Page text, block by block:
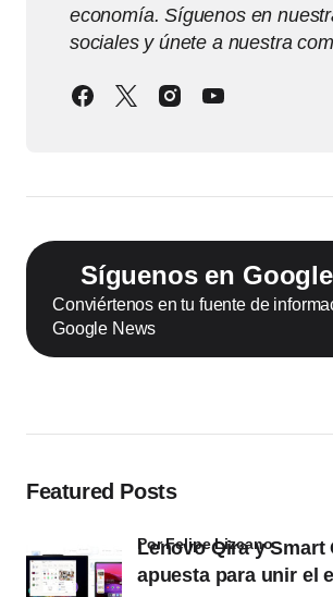
economía. Síguenos en
sociales y únete a nuestra
Síguenos en
Conviértenos en tu fuente de
Google News
Featured Posts
Lenovo Qira y Smart
apuesta para unir el
por Felipe Lizcano